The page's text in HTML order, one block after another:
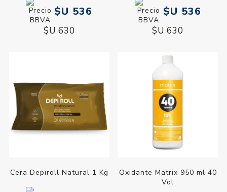
$U 536
$U 630
$U 536
$U 630
Cera Depiroll Natural 1 Kg
Oxidante Matrix 950 ml 40
Vol